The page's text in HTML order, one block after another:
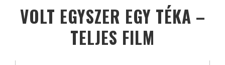
VOLT EGYSZER EGY TÉKA –
TELJES FILM